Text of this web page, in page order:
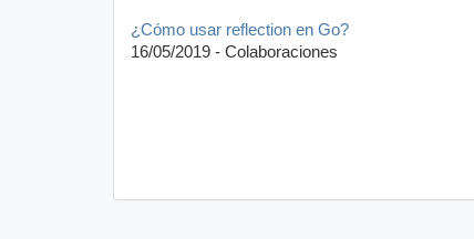
¿Cómo usar reflection en Go?
16/05/2019 - Colaboraciones